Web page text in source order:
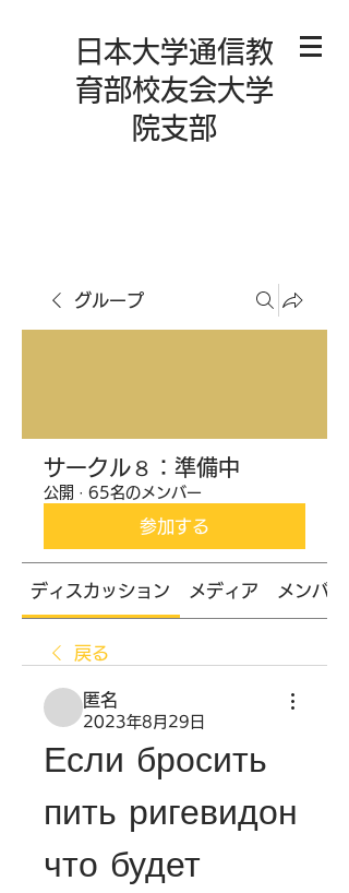
日本大学通信教
育部校友会大学
院支部
グループ
サークル８：準備中
公開 · 65名のメンバー
参加する
ディスカッション メディア メンバー
戻る
匿名
2023年8月29日
Если бросить
пить ригевидон
что будет